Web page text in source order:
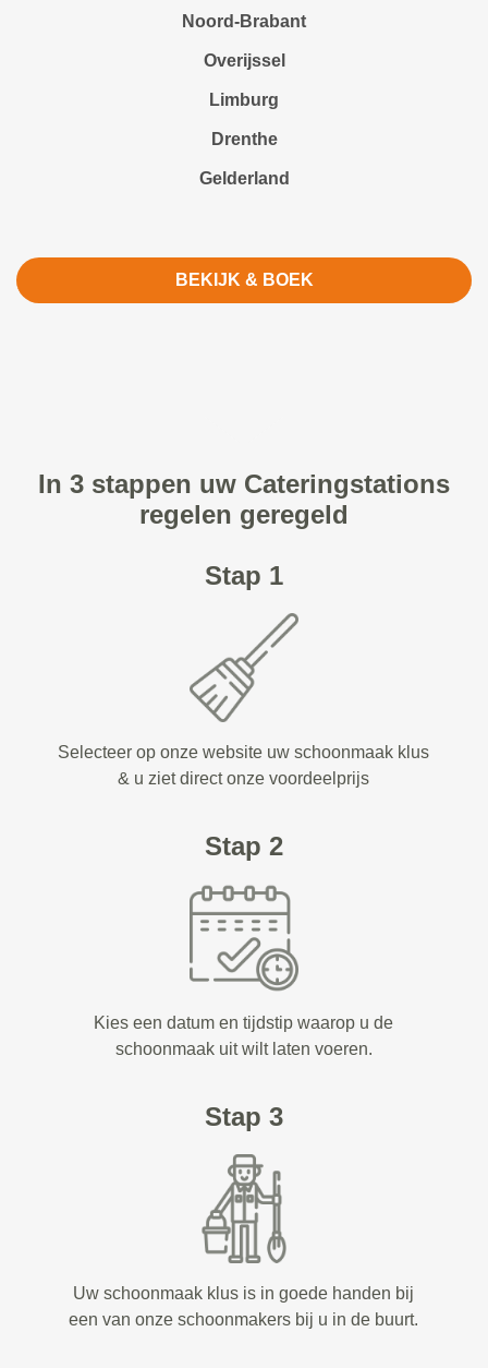
Noord-Brabant
Overijssel
Limburg
Drenthe
Gelderland
BEKIJK & BOEK
In 3 stappen uw Cateringstations
regelen geregeld
Stap 1
Selecteer op onze website uw schoonmaak klus
& u ziet direct onze voordeelprijs
Stap 2
Kies een datum en tijdstip waarop u de
schoonmaak uit wilt laten voeren.
Stap 3
Uw schoonmaak klus is in goede handen bij
een van onze schoonmakers bij u in de buurt.